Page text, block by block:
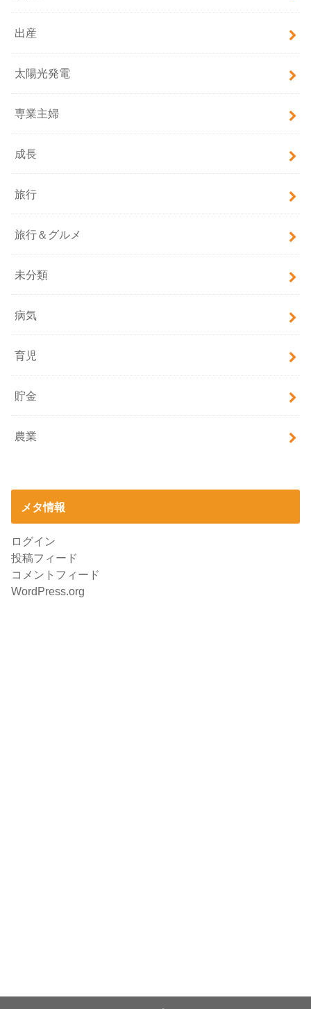
出産
太陽光発電
専業主婦
成長
旅行
旅行＆グルメ
未分類
病気
育児
貯金
農業
メタ情報
ログイン
投稿フィード
コメントフィード
WordPress.org